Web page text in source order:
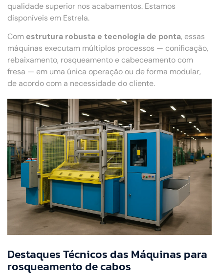
qualidade superior nos acabamentos. Estamos
disponíveis em Estrela.
Com estrutura robusta e tecnologia de ponta, essas
máquinas executam múltiplos processos — conificação,
rebaixamento, rosqueamento e cabeceamento com
fresa — em uma única operação ou de forma modular,
de acordo com a necessidade do cliente.
Destaques Técnicos das Máquinas para
rosqueamento de cabos